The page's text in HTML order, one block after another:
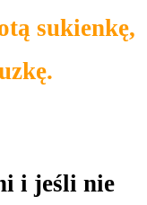
sukienkę,
i jeśli nie